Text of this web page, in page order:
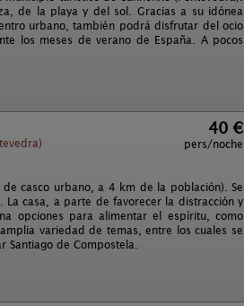
de la playa y del sol. Gracias a su idónea
urbano, también podrá disfrutar del ocio
los meses de verano de España. A pocos
40 €
pers/noche
casco urbano, a 4 km de la población). Se
casa, a parte de favorecer la distracción y
opciones para alimentar el espíritu, como
variedad de temas, entre los cuales se
de Compostela.